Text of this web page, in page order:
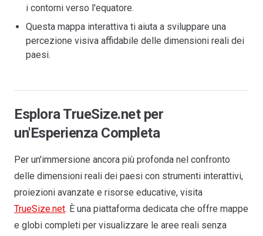
i contorni verso l'equatore.
Questa mappa interattiva ti aiuta a sviluppare una
percezione visiva affidabile delle dimensioni reali dei
paesi.
Esplora TrueSize.net per
un'Esperienza Completa
Per un'immersione ancora più profonda nel confronto
delle dimensioni reali dei paesi con strumenti interattivi,
proiezioni avanzate e risorse educative, visita
TrueSize.net. È una piattaforma dedicata che offre mappe
e globi completi per visualizzare le aree reali senza